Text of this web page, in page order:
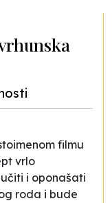
filmu
vrlo
i oponašati
roda i bude